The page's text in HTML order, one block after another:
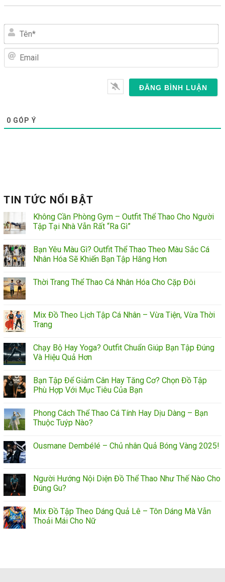
Tên*
0 GÓP Ý
TIN TỨC NỔI BẬT
Không Cần Phòng Gym – Outfit Thể Thao Cho Người
Tập Tại Nhà Vẫn Rất “Ra Gì”
Bạn Yêu Màu Gì? Outfit Thể Thao Theo Màu Sắc Cá
Nhân Hóa Sẽ Khiến Bạn Tập Hăng Hơn
Thời Trang Thể Thao Cá Nhân Hóa Cho Cặp Đôi
Mix Đồ Theo Lịch Tập Cá Nhân – Vừa Tiện, Vừa Thời
Trang
Chạy Bộ Hay Yoga? Outfit Chuẩn Giúp Bạn Tập Đúng
Và Hiệu Quả Hơn
Bạn Tập Để Giảm Cân Hay Tăng Cơ? Chọn Đồ Tập
Phù Hợp Với Mục Tiêu Của Bạn
Phong Cách Thể Thao Cá Tính Hay Dịu Dàng – Bạn
Thuộc Tuýp Nào?
Ousmane Dembélé – Chủ nhân Quả Bóng Vàng 2025!
Người Hướng Nội Diện Đồ Thể Thao Như Thế Nào Cho
Đúng Gu?
Mix Đồ Tập Theo Dáng Quả Lê – Tôn Dáng Mà Vẫn
Thoải Mái Cho Nữ